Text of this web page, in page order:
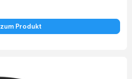
zum Produkt